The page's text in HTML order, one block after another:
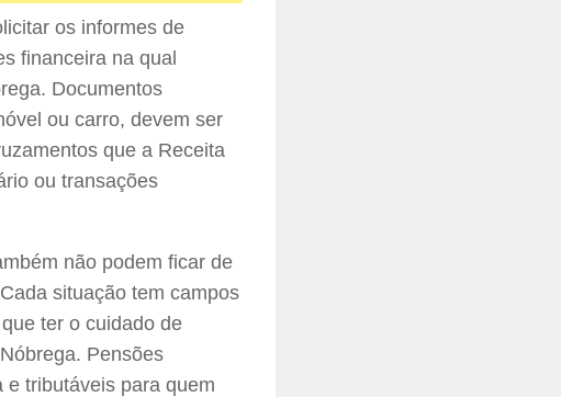
os informes de
financeira na qual
Documentos
ou carro, devem ser
que a Receita
ou transações
não podem ficar de
situação tem campos
ter o cuidado de
Pensões
tributáveis para quem